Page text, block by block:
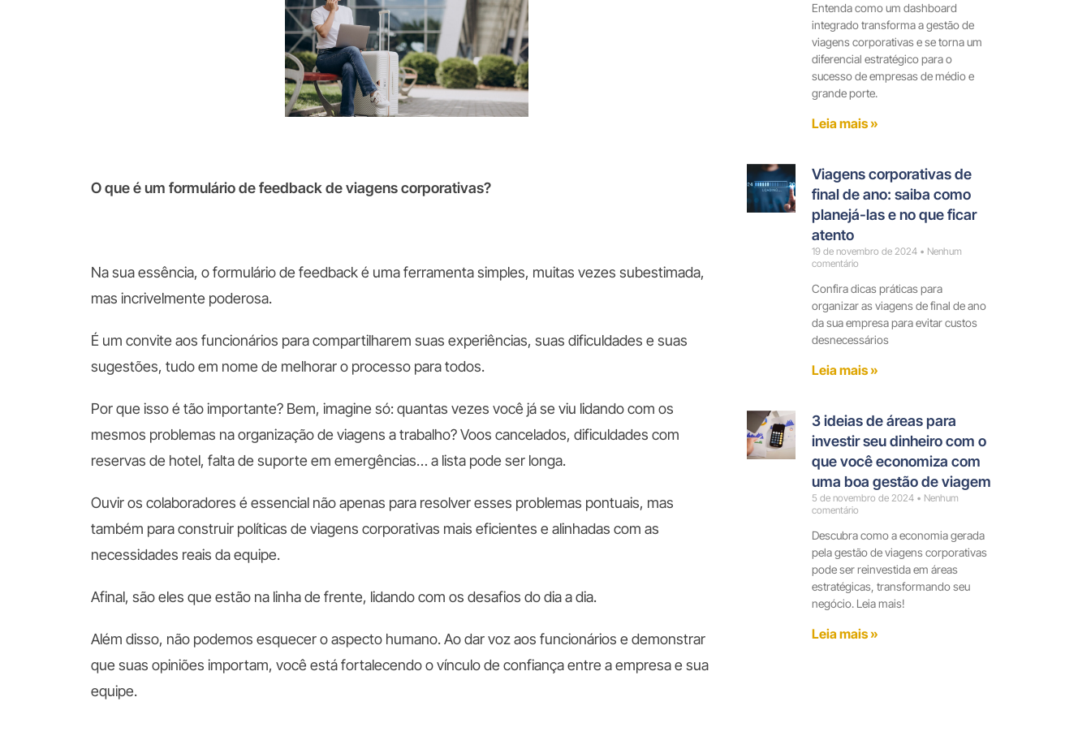
O que é um formulário de feedback de viagens corporativas?
Na sua essência, o formulário de feedback é uma ferramenta simples, muitas vezes subestimada,
mas incrivelmente poderosa.
É um convite aos funcionários para compartilharem suas experiências, suas dificuldades e suas
sugestões, tudo em nome de melhorar o processo para todos.
Por que isso é tão importante? Bem, imagine só: quantas vezes você já se viu lidando com os
mesmos problemas na organização de viagens a trabalho? Voos cancelados, dificuldades com
reservas de hotel, falta de suporte em emergências… a lista pode ser longa.
Ouvir os colaboradores é essencial não apenas para resolver esses problemas pontuais, mas
também para construir políticas de viagens corporativas mais eficientes e alinhadas com as
necessidades reais da equipe.
Afinal, são eles que estão na linha de frente, lidando com os desafios do dia a dia.
Além disso, não podemos esquecer o aspecto humano. Ao dar voz aos funcionários e demonstrar
que suas opiniões importam, você está fortalecendo o vínculo de confiança entre a empresa e sua
equipe.
Entenda como um dashboard
integrado transforma a gestão de
viagens corporativas e se torna um
diferencial estratégico para o
sucesso de empresas de médio e
grande porte.
Leia mais »
Viagens corporativas de
final de ano: saiba como
planejá-las e no que ficar
atento
19 de novembro de 2024
Nenhum
comentário
Confira dicas práticas para
organizar as viagens de final de ano
da sua empresa para evitar custos
desnecessários
Leia mais »
3 ideias de áreas para
investir seu dinheiro com o
que você economiza com
uma boa gestão de viagem
5 de novembro de 2024
Nenhum
comentário
Descubra como a economia gerada
pela gestão de viagens corporativas
pode ser reinvestida em áreas
estratégicas, transformando seu
negócio. Leia mais!
Leia mais »